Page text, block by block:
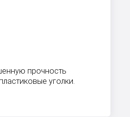
прочность
уголки.